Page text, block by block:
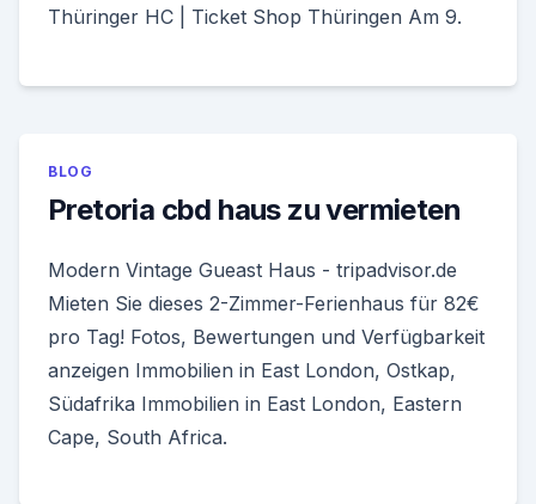
Thüringer HC | Ticket Shop Thüringen Am 9.
BLOG
Pretoria cbd haus zu vermieten
Modern Vintage Gueast Haus - tripadvisor.de
Mieten Sie dieses 2-Zimmer-Ferienhaus für 82€
pro Tag! Fotos, Bewertungen und Verfügbarkeit
anzeigen Immobilien in East London, Ostkap,
Südafrika Immobilien in East London, Eastern
Cape, South Africa.